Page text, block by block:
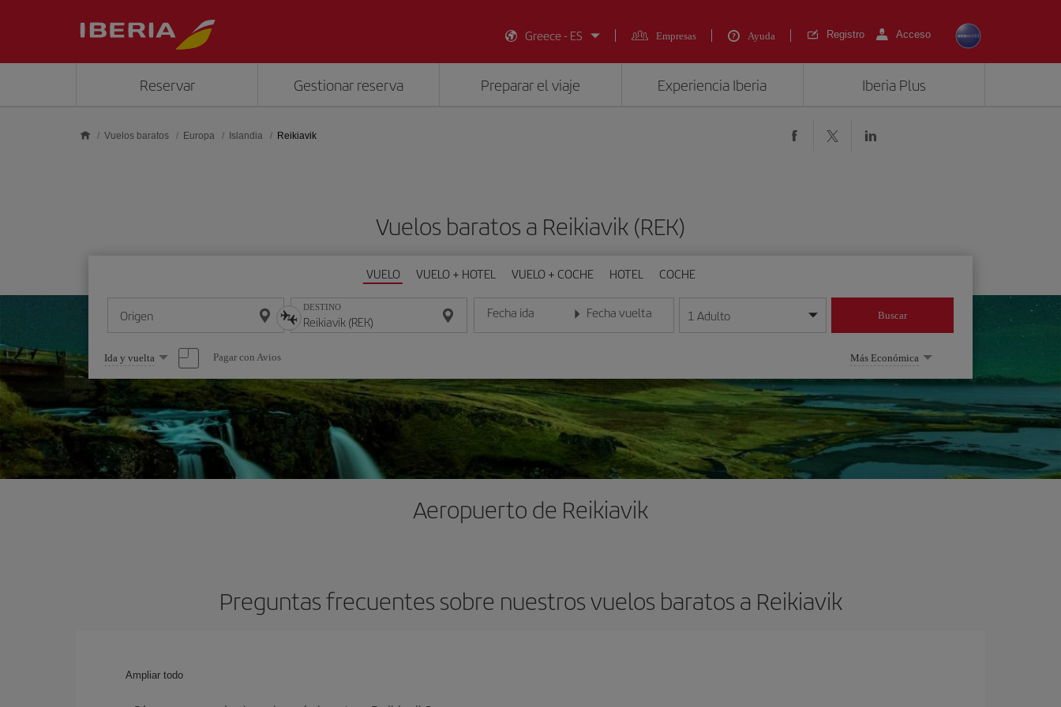
Greece - ES
Empresas Ayuda Registro Acceso
Reservar Gestionar reserva Preparar el viaje Experiencia Iberia Iberia Plus
Vuelos baratos Europa Islandia Reikiavik
Vuelos baratos a Reikiavik (REK)
VUELO VUELO + HOTEL VUELO + COCHE HOTEL COCHE
Origen DESTINO Fecha ida
Introduce la fecha en formato día/mes/año
Fecha vuelta
Introduce la fecha en formato día/mes/año
1 Adulto Buscar
Seleccione
una
opción
Ida y vuelta Pagar con Avios Más Económica
Aeropuerto de Reikiavik
Preguntas frecuentes sobre nuestros vuelos baratos a Reikiavik
Ampliar todo